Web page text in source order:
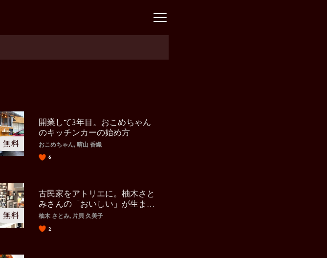
開業して3年目。おこめちゃん
のキッチンカーの始め方
おこめちゃん, 晴山 香織
6
古民家をアトリエに。柚木さと
みさんの「おいしい」が生まれ
る場所
柚木 さとみ, 片貝 久美子
2